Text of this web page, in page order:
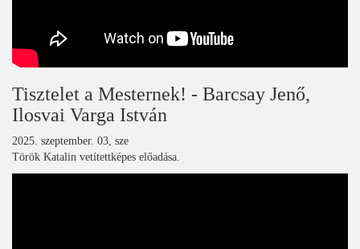
Tisztelet a Mesternek! - Barcsay Jenő,
Ilosvai Varga István
2025. szeptember. 03, sze
Török Katalin vetítettképes előadása.